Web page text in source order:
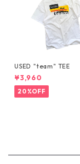
USED "team" TEE
¥3,960
20%OFF